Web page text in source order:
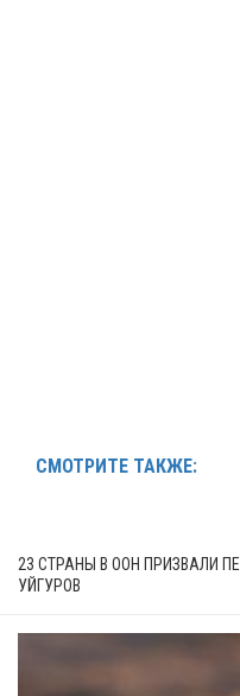
СМОТРИТЕ ТАКЖЕ:
23 СТРАНЫ В ООН ПРИЗВАЛИ
УЙГУРОВ